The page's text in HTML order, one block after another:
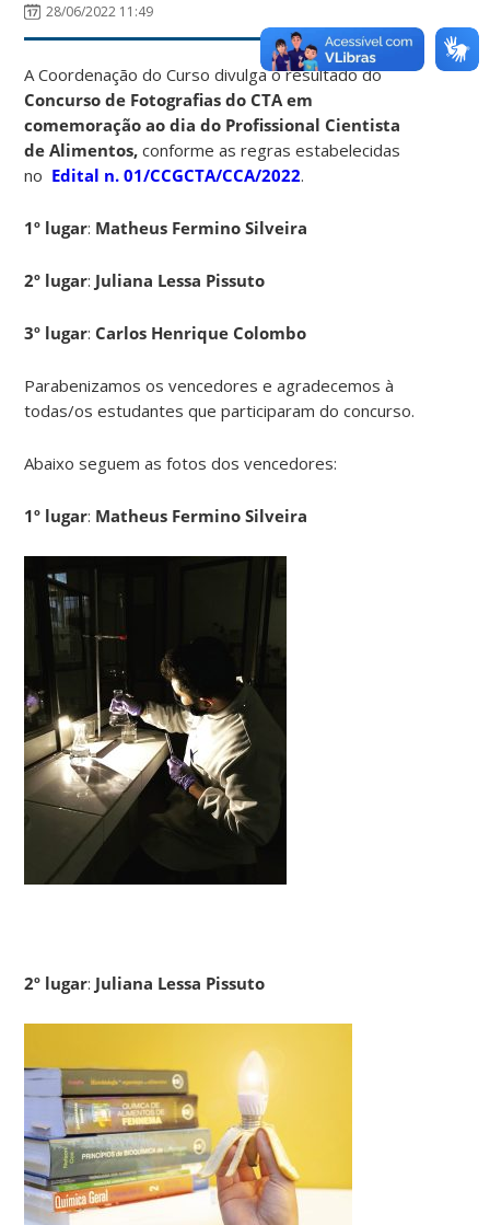
28/06/2022 11:49
A Coordenação do Curso divulga o resultado do
Concurso de Fotografias do CTA em
comemoração ao dia do Profissional Cientista
de Alimentos, conforme as regras estabelecidas
no Edital n. 01/CCGCTA/CCA/2022.
1º lugar: Matheus Fermino Silveira
2º lugar: Juliana Lessa Pissuto
3º lugar: Carlos Henrique Colombo
Parabenizamos os vencedores e agradecemos à
todas/os estudantes que participaram do concurso.
Abaixo seguem as fotos dos vencedores:
1º lugar: Matheus Fermino Silveira
2º lugar: Juliana Lessa Pissuto